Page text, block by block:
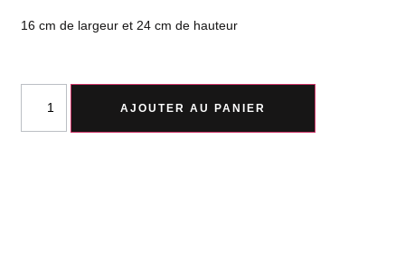
16 cm de largeur et 24 cm de hauteur
AJOUTER AU PANIER